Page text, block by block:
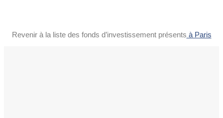
Revenir à la liste des fonds d’investissement présents à Paris